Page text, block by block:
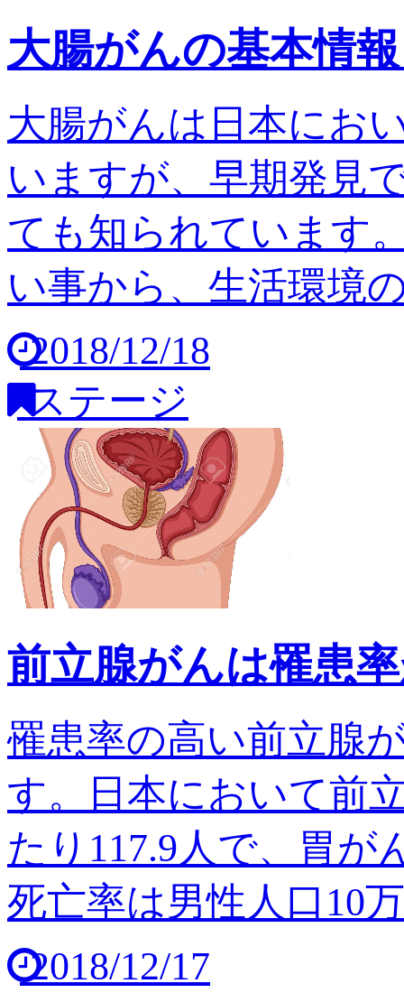
大腸がんの基本情
大腸がんは日本にお
いますが、早期発見
ても知られています
い事から、生活環境
2018/12/18
ステージ
前立腺がんは罹患
罹患率の高い前立腺
す。日本において前
たり117.9人で、胃が
死亡率は男性人口10
2018/12/17